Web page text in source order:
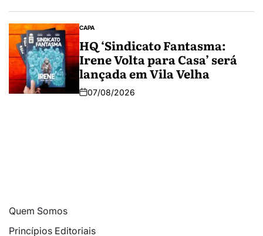
CAPA
HQ ‘Sindicato Fantasma:
Irene Volta para Casa’ será
lançada em Vila Velha
07/08/2026
Quem Somos
Princípios Editoriais